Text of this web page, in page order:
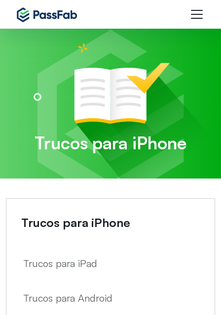
Trucos para iPhone
Trucos para iPhone
Trucos para iPad
Trucos para Android